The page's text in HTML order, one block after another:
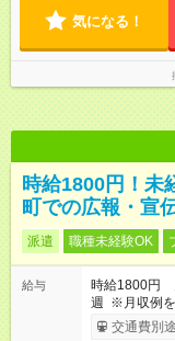
出社は5時～
期で月30～
気になる！
時給1800円！
町での広報・宣
派遣 職種未経験OK
給与
時給1800円
週 ※月収例を
交通費別